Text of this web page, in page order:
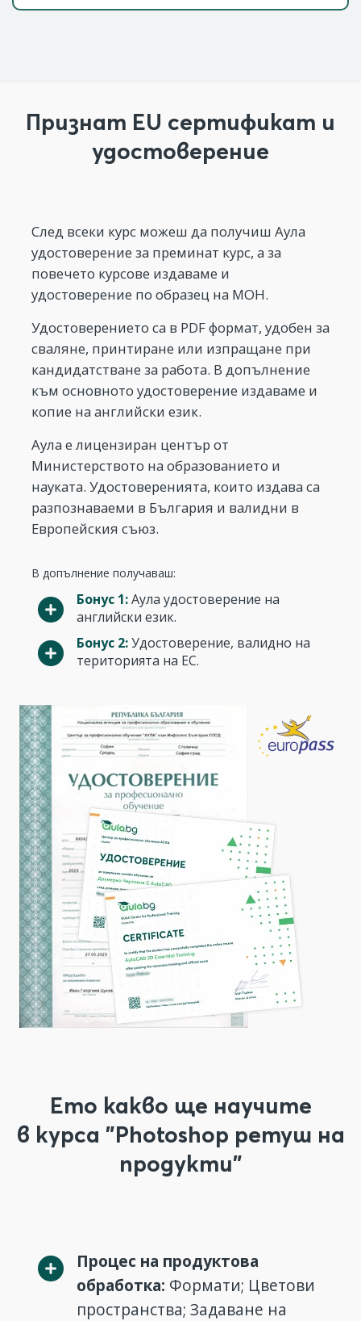
Признат EU сертификат и
удостоверение
След всеки курс можеш да получиш Аула
удостоверение за преминат курс, а за
повечето курсове издаваме и
удостоверение по образец на МОН.
Удостоверението са в PDF формат, удобен за
сваляне, принтиране или изпращане при
кандидатстване за работа. В допълнение
към основното удостоверение издаваме и
копие на английски език.
Аула е лицензиран център от
Министерството на образованието и
науката. Удостоверенията, които издава са
разпознаваеми в България и валидни в
Европейския съюз.
В допълнение получаваш:
Бонус 1:Аула удостоверение на
английски език.
Бонус 2:Удостоверение, валидно на
територията на ЕС.
Ето какво ще научите
в курса "Photoshop ретуш на
продукти"
Процес на продуктова
обработка: Формати; Цветови
пространства; Задаване на